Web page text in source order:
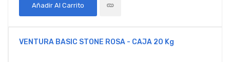
Añadir Al Carrito
VENTURA BASIC STONE ROSA - CAJA 20 Kg